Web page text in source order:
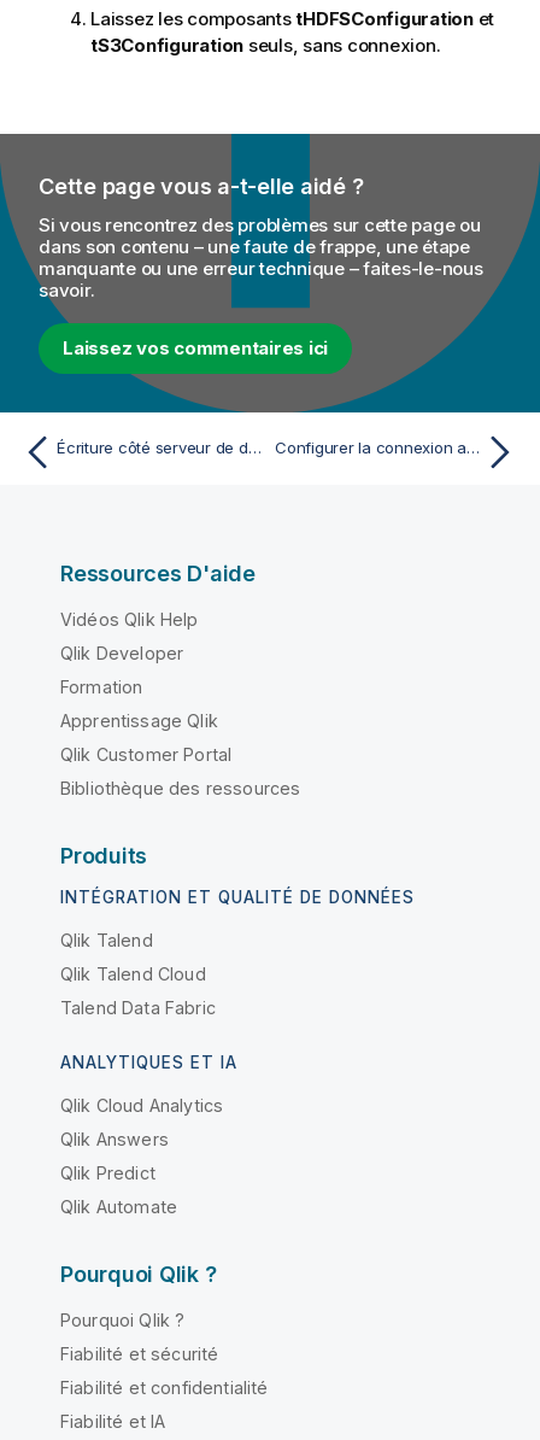
Laissez les composantstHDFSConfigurationet
tS3Configuration seuls, sans connexion.
Cette page vous a-t-elle aidé ?
Si vous rencontrez des problèmes sur cette page ou
dans son contenu – une faute de frappe, une étape
manquante ou une erreur technique – faites-le-nous
savoir.
Laissez vos commentaires ici
Écriture côté serveur de données chiffrées KMS sur EMR Configurer la connexion au système de fichiers HDFS de votre cluster EMR
Ressources D'aide
Vidéos Qlik Help
Qlik Developer
Formation
Apprentissage Qlik
Qlik Customer Portal
Bibliothèque des ressources
Produits
INTÉGRATION ET QUALITÉ DE DONNÉES
Qlik Talend
Qlik Talend Cloud
Talend Data Fabric
ANALYTIQUES ET IA
Qlik Cloud Analytics
Qlik Answers
Qlik Predict
Qlik Automate
Pourquoi Qlik ?
Pourquoi Qlik ?
Fiabilité et sécurité
Fiabilité et confidentialité
Fiabilité et IA